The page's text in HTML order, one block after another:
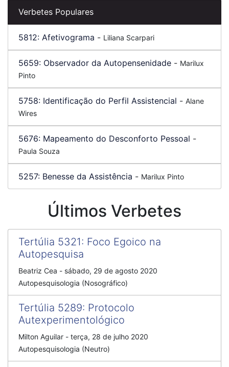
Verbetes Populares
5812: Afetivograma - Liliana Scarpari
5659: Observador da Autopensenidade - Marilux
Pinto
5758: Identificação do Perfil Assistencial - Alane
Wires
5676: Mapeamento do Desconforto Pessoal -
Paula Souza
5257: Benesse da Assistência - Marilux Pinto
Últimos Verbetes
Tertúlia 5321: Foco Egoico na
Autopesquisa
Beatriz Cea - sábado, 29 de agosto 2020
Autopesquisologia (Nosográfico)
Tertúlia 5289: Protocolo
Autexperimentológico
Milton Aguilar - terça, 28 de julho 2020
Autopesquisologia (Neutro)